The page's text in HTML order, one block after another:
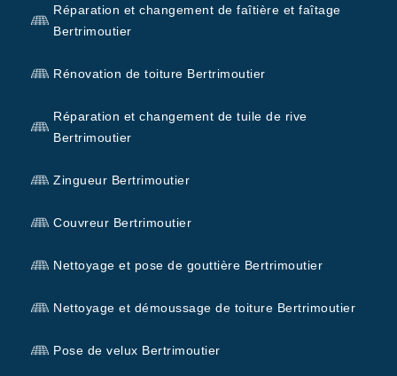
Réparation et changement de faîtière et faîtage
Bertrimoutier
Rénovation de toiture Bertrimoutier
Réparation et changement de tuile de rive
Bertrimoutier
Zingueur Bertrimoutier
Couvreur Bertrimoutier
Nettoyage et pose de gouttière Bertrimoutier
Nettoyage et démoussage de toiture Bertrimoutier
Pose de velux Bertrimoutier